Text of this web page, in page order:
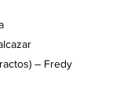
– Fredy